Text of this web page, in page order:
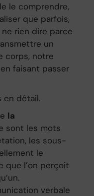
le comprendre,
que parfois,
ne rien dire parce
un
corps, notre
faisant passer
en détail.
la
sont les mots
les sous-
le
que l’on perçoit
verbale